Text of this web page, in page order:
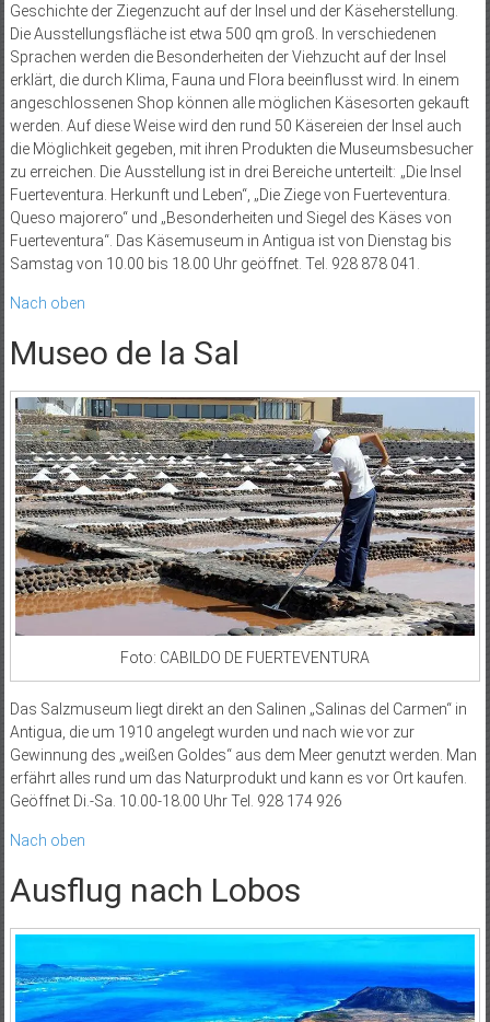
Geschichte der Ziegenzucht auf der Insel und der Käseherstellung.
Die Ausstellungsfläche ist etwa 500 qm groß. In verschiedenen
Sprachen werden die Besonderheiten der Viehzucht auf der Insel
erklärt, die durch Klima, Fauna und Flora beeinflusst wird. In einem
angeschlossenen Shop können alle möglichen Käsesorten gekauft
werden. Auf diese Weise wird den rund 50 Käsereien der Insel auch
die Möglichkeit gegeben, mit ihren Produkten die Museumsbesucher
zu erreichen. Die Ausstellung ist in drei Bereiche unterteilt: „Die Insel
Fuerteventura. Herkunft und Leben“, „Die Ziege von Fuerteventura.
Queso majorero“ und „Besonderheiten und Siegel des Käses von
Fuerteventura“. Das Käsemuseum in Antigua ist von Dienstag bis
Samstag von 10.00 bis 18.00 Uhr geöffnet. Tel. 928 878 041.
Nach oben
Museo de la Sal
Foto: CABILDO DE FUERTEVENTURA
Das Salzmuseum liegt direkt an den Salinen „Salinas del Carmen“ in
Antigua, die um 1910 angelegt wurden und nach wie vor zur
Gewinnung des „weißen Goldes“ aus dem Meer genutzt werden. Man
erfährt alles rund um das Naturprodukt und kann es vor Ort kaufen.
Geöffnet Di.-Sa. 10.00-18.00 Uhr Tel. 928 174 926
Nach oben
Ausflug nach Lobos